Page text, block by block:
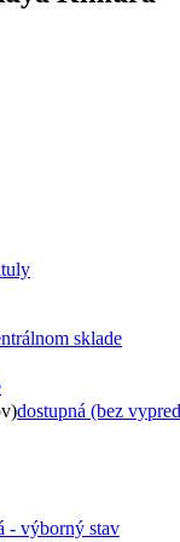
sklade
dostupná (bez
- výborný stav